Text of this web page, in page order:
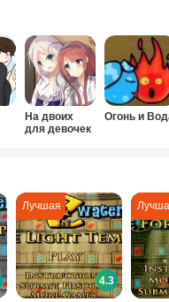
На двоих
для девочек
Огонь и
4.3